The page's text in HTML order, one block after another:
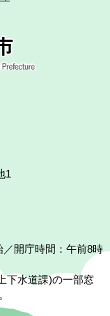
1
開庁時間：午前8時
下水道課)の一部窓